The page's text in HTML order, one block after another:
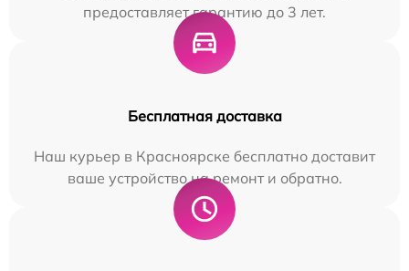
предоставляет гарантию до 3 лет.
Бесплатная доставка
Наш курьер в Красноярске бесплатно доставит
ваше устройство на ремонт и обратно.